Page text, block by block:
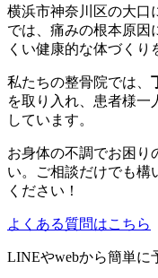
横浜市神奈川区の大口
では、痛みの根本原因
くい健康的な体づくり
私たちの整骨院では、
を取り入れ、患者様一
しています。
お身体の不調でお困り
い。ご相談だけでも構
ください！
よくある質問はこちら
LINEやwebから簡単に